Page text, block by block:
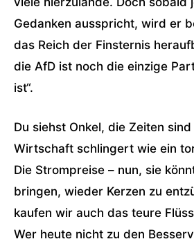
Gedanken ausspricht, wird er
das Reich der Finsternis
die AfD ist noch die einzige
ist“.
Du siehst Onkel, die Zeiten
Wirtschaft schlingert wie ein
Die Strompreise – nun, sie
bringen, wieder Kerzen zu
kaufen wir auch das teure
Wer heute nicht zu den